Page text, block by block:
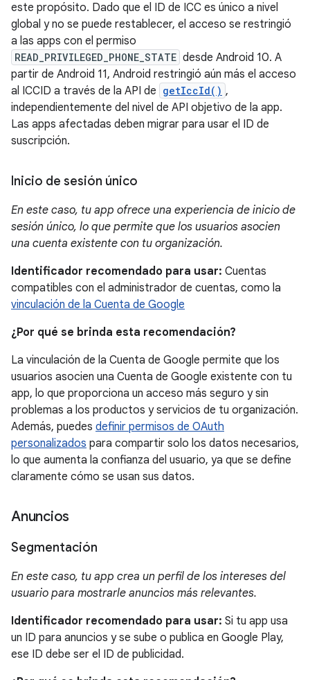
este propósito. Dado que el ID de ICC es único a nivel
global y no se puede restablecer, el acceso se restringió
a las apps con el permiso
READ_PRIVILEGED_PHONE_STATE desde Android 10. A
partir de Android 11, Android restringió aún más el acceso
al ICCID a través de la API de getIccId() ,
independientemente del nivel de API objetivo de la app.
Las apps afectadas deben migrar para usar el ID de
suscripción.
Inicio de sesión único
En este caso, tu app ofrece una experiencia de inicio de
sesión único, lo que permite que los usuarios asocien
una cuenta existente con tu organización.
Identificador recomendado para usar: Cuentas
compatibles con el administrador de cuentas, como la
vinculación de la Cuenta de Google
¿Por qué se brinda esta recomendación?
La vinculación de la Cuenta de Google permite que los
usuarios asocien una Cuenta de Google existente con tu
app, lo que proporciona un acceso más seguro y sin
problemas a los productos y servicios de tu organización.
Además, puedes definir permisos de OAuth
personalizados para compartir solo los datos necesarios,
lo que aumenta la confianza del usuario, ya que se define
claramente cómo se usan sus datos.
Anuncios
Segmentación
En este caso, tu app crea un perfil de los intereses del
usuario para mostrarle anuncios más relevantes.
Identificador recomendado para usar: Si tu app usa
un ID para anuncios y se sube o publica en Google Play,
ese ID debe ser el ID de publicidad.